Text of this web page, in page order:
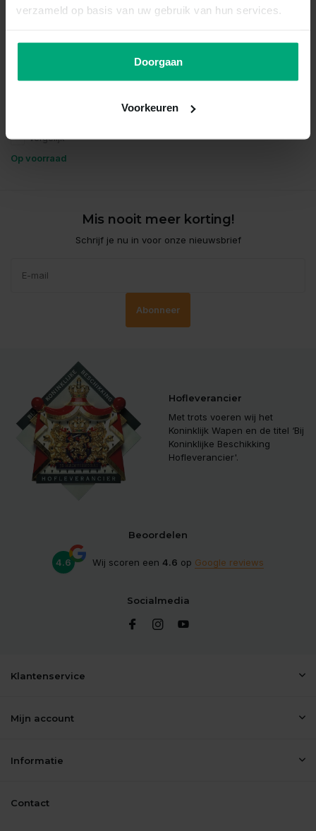
verzameld op basis van uw gebruik van hun services.
Doorgaan
Voorkeuren
Vergelijk
Op voorraad
Mis nooit meer korting!
Schrijf je nu in voor onze nieuwsbrief
Abonneer
Hofleverancier
Met trots voeren wij het
Koninklijk Wapen en de titel ‘Bij
Koninklijke Beschikking
Hofleverancier'.
Beoordelen
4.6 Wij scoren een 4.6 op Google reviews
Socialmedia
Klantenservice
Mijn account
Informatie
Contact